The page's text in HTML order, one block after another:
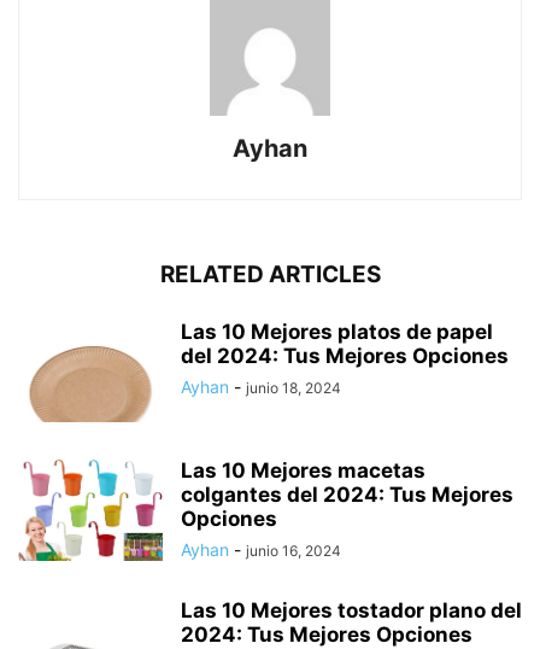
Ayhan
RELATED ARTICLES
Las 10 Mejores platos de papel
del 2024: Tus Mejores Opciones
Ayhan - junio 18, 2024
Las 10 Mejores macetas
colgantes del 2024: Tus Mejores
Opciones
Ayhan - junio 16, 2024
Las 10 Mejores tostador plano del
2024: Tus Mejores Opciones